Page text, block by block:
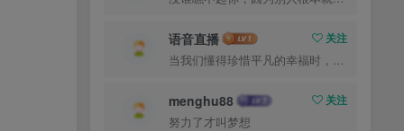
语音直播
关注
当我们懂得珍惜平凡的幸福时，就已经成了人生的赢家
menghu88
关注
努力了才叫梦想